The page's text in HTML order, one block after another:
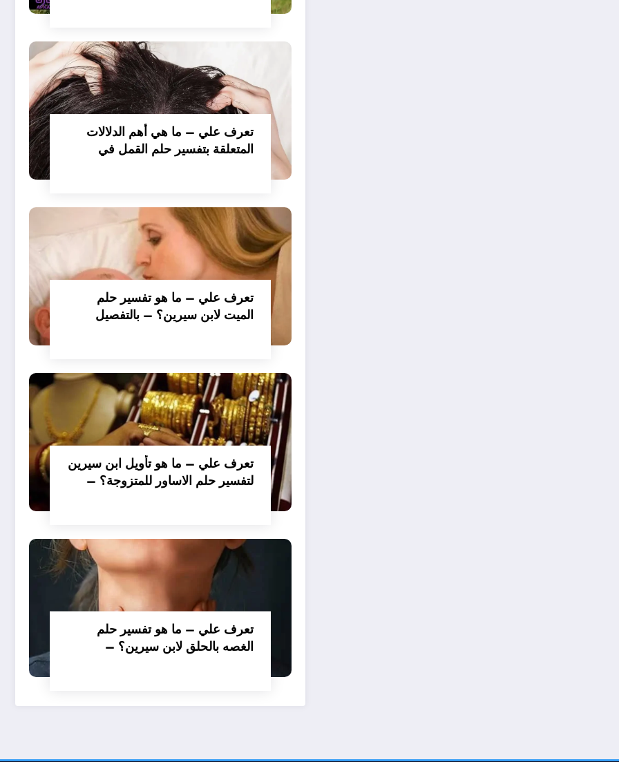
تعرف علي – ما هي أهم الدلالات
المتعلقة بتفسير حلم القمل في
تعرف علي – ما هو تفسير حلم
الميت لابن سيرين؟ – بالتفصيل
تعرف علي – ما هو تأويل ابن سيرين
لتفسير حلم الاساور للمتزوجة؟ –
تعرف علي – ما هو تفسير حلم
الغصه بالحلق لابن سيرين؟ –